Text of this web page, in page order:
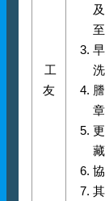
工
友